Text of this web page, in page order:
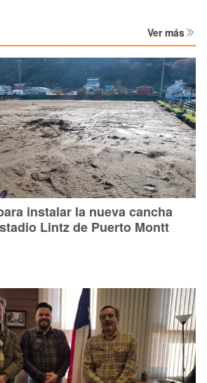
Ver más
instalar la nueva cancha
Lintz de Puerto Montt